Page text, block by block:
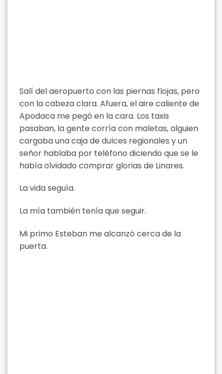
Salí del aeropuerto con las piernas flojas, pero
con la cabeza clara. Afuera, el aire caliente de
Apodaca me pegó en la cara. Los taxis
pasaban, la gente corría con maletas, alguien
cargaba una caja de dulces regionales y un
señor hablaba por teléfono diciendo que se le
había olvidado comprar glorias de Linares.
La vida seguía.
La mía también tenía que seguir.
Mi primo Esteban me alcanzó cerca de la
puerta.